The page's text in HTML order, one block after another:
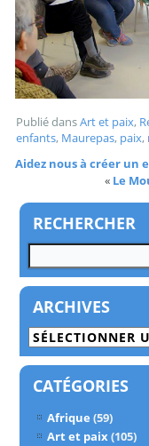
Publié dansArt et paix,
enfants, Maurepas, paix,
Aidez nous à créer un
« Le
RECHERCHER
ARCHIVES
Archives
CATÉGORIES
Afrique (59)
Art et paix(105)